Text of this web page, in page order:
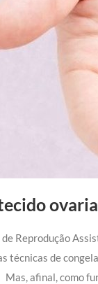
Reprodução
técnicas de
afinal, como